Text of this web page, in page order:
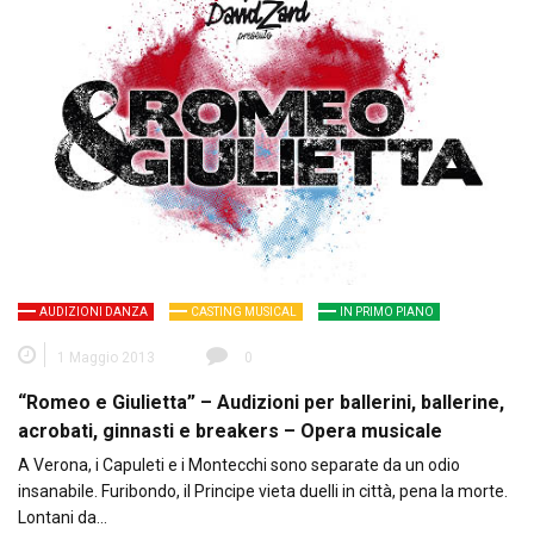
AUDIZIONI DANZA CASTING MUSICAL IN PRIMO PIANO
1 Maggio 2013 0
“Romeo e Giulietta” – Audizioni per ballerini, ballerine,
acrobati, ginnasti e breakers – Opera musicale
A Verona, i Capuleti e i Montecchi sono separate da un odio
insanabile. Furibondo, il Principe vieta duelli in città, pena la morte.
Lontani da…